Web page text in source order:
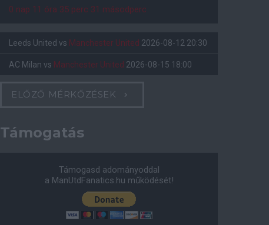
0 nap 11 óra 35 perc 30 másodperc
Leeds United vs Manchester United 2026-08-12 20:30
AC Milan vs Manchester United 2026-08-15 18:00
ELŐZŐ MÉRKŐZÉSEK
Támogatás
Támogasd adományoddal
a ManUtdFanatics.hu működését!